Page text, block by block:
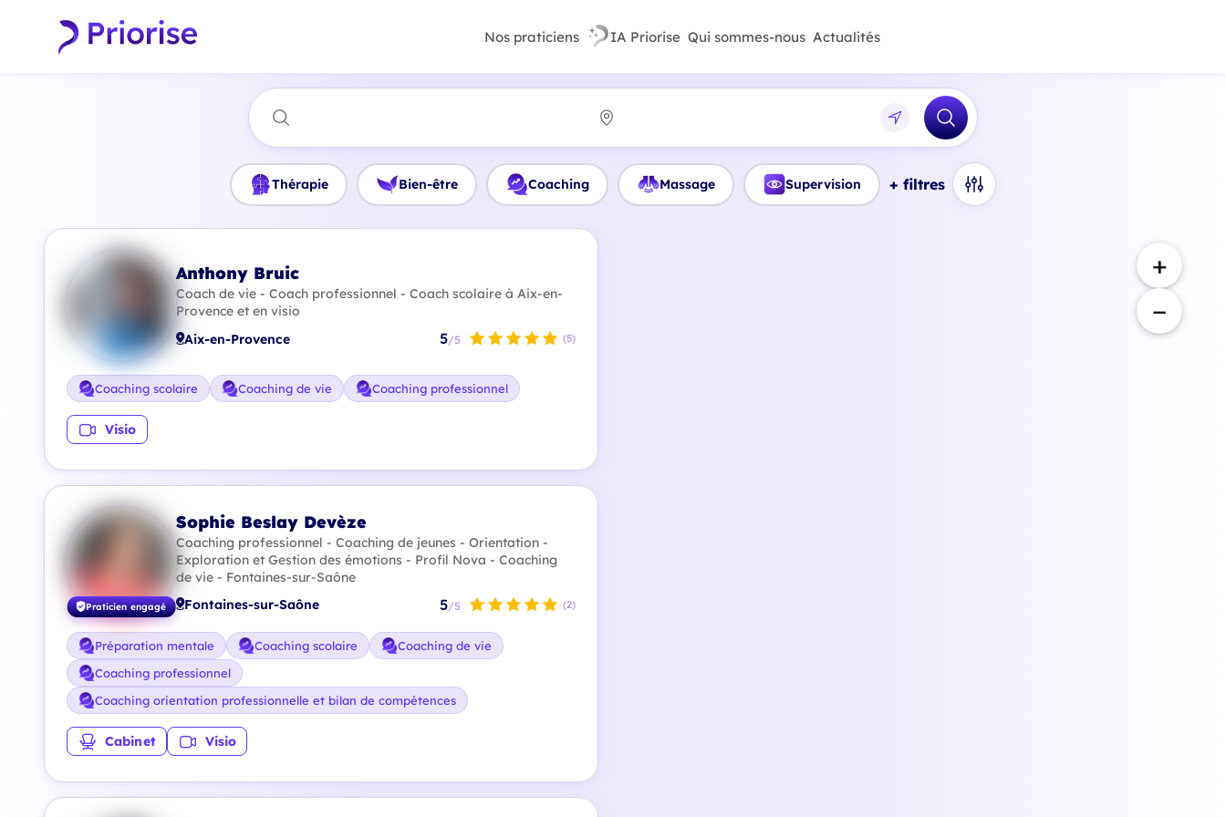
Nos praticiens IA Priorise Qui sommes-nous Actualités
Thérapie Bien-être Coaching Massage Supervision + filtres
Anthony Bruic
Coach de vie - Coach professionnel - Coach scolaire à Aix-en-
Provence et en visio
Aix-en-Provence 5/5 (5)
Coaching scolaire Coaching de vie Coaching professionnel
Visio
Praticien engagé
Sophie Beslay Devèze
Coaching professionnel - Coaching de jeunes - Orientation -
Exploration et Gestion des émotions - Profil Nova - Coaching
de vie - Fontaines-sur-Saône
Fontaines-sur-Saône 5/5 (2)
Préparation mentale Coaching scolaire
Coaching de vie
Coaching professionnel
Coaching orientation professionnelle et bilan de compétences
Cabinet Visio
+
−